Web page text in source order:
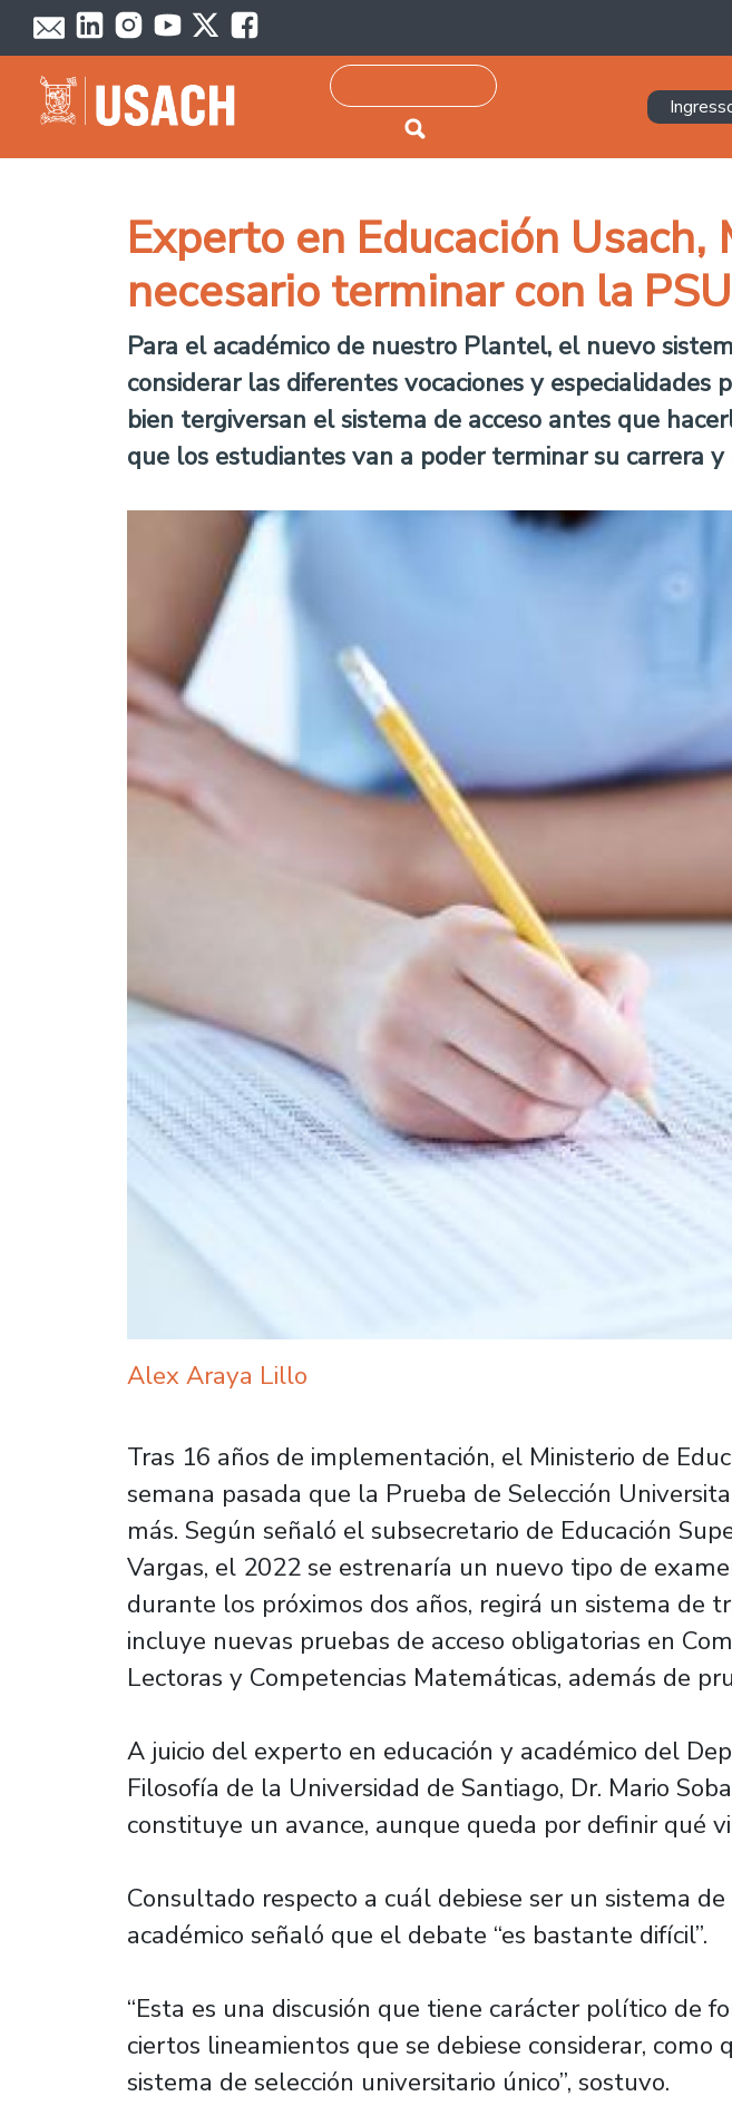
Passar para o conteúdo principal
Pesquisar
Experto en Educación
necesario terminar con la PSU
Para el académico de nuestro Plantel, el nuevo
considerar las diferentes vocaciones y especialidades
bien tergiversan el sistema de acceso antes que
que los estudiantes van a poder terminar su carrera
Alex Araya Lillo
Tras 16 años de implementación, el Ministerio de
semana pasada que la Prueba de Selección
más. Según señaló el subsecretario de Educación
Vargas, el 2022 se estrenaría un nuevo tipo de
durante los próximos dos años, regirá un sistema de
incluye nuevas pruebas de acceso obligatorias en
Lectoras y Competencias Matemáticas, además de
A juicio del experto en educación y académico del
Filosofía de la Universidad de Santiago, Dr. Mario
constituye un avance, aunque queda por definir qué
Consultado respecto a cuál debiese ser un sistema
académico señaló que el debate “es bastante difícil”.
“Esta es una discusión que tiene carácter político de
ciertos lineamientos que se debiese considerar, como
sistema de selección universitario único”, sostuvo.